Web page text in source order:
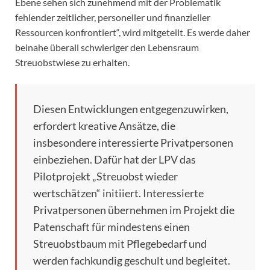
Ebene sehen sich zunehmend mit der Problematik
fehlender zeitlicher, personeller und finanzieller
Ressourcen konfrontiert“, wird mitgeteilt. Es werde daher
beinahe überall schwieriger den Lebensraum
Streuobstwiese zu erhalten.
Diesen Entwicklungen entgegenzuwirken,
erfordert kreative Ansätze, die
insbesondere interessierte Privatpersonen
einbeziehen. Dafür hat der LPV das
Pilotprojekt „Streuobst wieder
wertschätzen“ initiiert. Interessierte
Privatpersonen übernehmen im Projekt die
Patenschaft für mindestens einen
Streuobstbaum mit Pflegebedarf und
werden fachkundig geschult und begleitet.